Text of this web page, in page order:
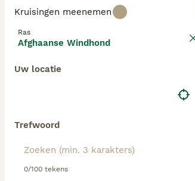
Kruisingen meenemen
Ras
Afghaanse Windhond
Uw locatie
Trefwoord
0/100 tekens